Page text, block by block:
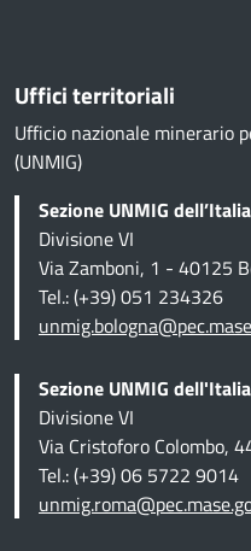
Uffici territoriali
Ufficio nazionale minerario
(UNMIG)
Sezione UNMIG
Divisione VI
Via Zamboni, 1 - 40125
Tel.: (+39) 051 234326
Sezione UNMIG
Divisione VI
Via Cristoforo Colombo,
Tel.: (+39) 06 5722 9014